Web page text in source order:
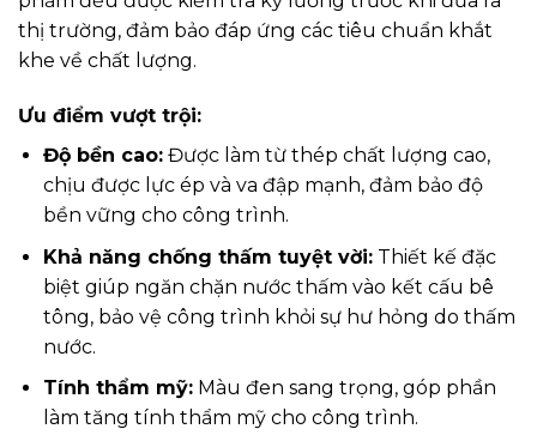
thị trường, đảm bảo đáp ứng các tiêu chuẩn khắt
khe về chất lượng.
Ưu điểm vượt trội:
Độ bền cao:Được làm từ thép chất lượng cao,
chịu được lực ép và va đập mạnh, đảm bảo độ
bền vững cho công trình.
Khả năng chống thấm tuyệt vời:Thiết kế đặc
biệt giúp ngăn chặn nước thấm vào kết cấu bê
tông, bảo vệ công trình khỏi sự hư hỏng do thấm
nước.
Tính thẩm mỹ:Màu đen sang trọng, góp phần
làm tăng tính thẩm mỹ cho công trình.